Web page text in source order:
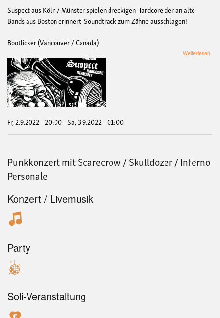
Suspect aus Köln / Münster spielen dreckigen Hardcore der an alte
Bands aus Boston erinnert. Soundtrack zum Zähne ausschlagen!
Bootlicker (Vancouver / Canada)
Weiterlesen
Fr, 2.9.2022 - 20:00-Sa, 3.9.2022 - 01:00
Punkkonzert mit Scarecrow / Skulldozer / Inferno
Personale
Konzert / Livemusik
Party
Soli-Veranstaltung